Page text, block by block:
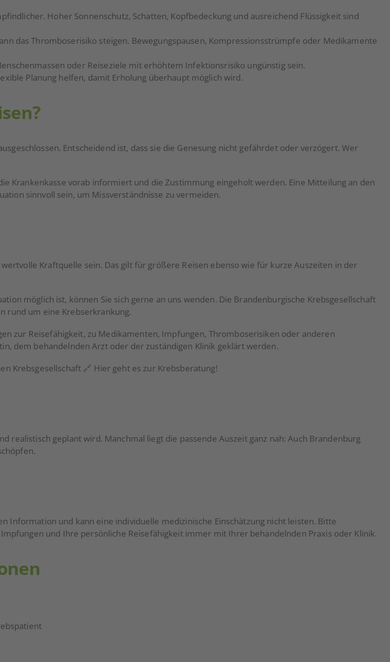
Hoher Sonnenschutz, Schatten, Kopfbedeckung und ausreichend Flüssigkeit sind
das Thromboserisiko steigen. Bewegungspausen, Kompressionsstrümpfe oder Medikamente
oder Reiseziele mit erhöhtem Infektionsrisiko ungünstig sein.
Planung helfen, damit Erholung überhaupt möglich wird.
Entscheidend ist, dass sie die Genesung nicht gefährdet oder verzögert. Wer
Krankenkasse vorab informiert und die Zustimmung eingeholt werden. Eine Mitteilung an den
sinnvoll sein, um Missverständnisse zu vermeiden.
Kraftquelle sein. Das gilt für größere Reisen ebenso wie für kurze Auszeiten in der
möglich ist, können Sie sich gerne an uns wenden. Die Brandenburgische Krebsgesellschaft
rund um eine Krebserkrankung.
zur Reisefähigkeit, zu Medikamenten, Impfungen, Thromboserisiken oder anderen
dem behandelnden Arzt oder der zuständigen Klinik geklärt werden.
Krebsgesellschaft 🔗 Hier geht es zur Krebsberatung!
realistisch geplant wird. Manchmal liegt die passende Auszeit ganz nah: Auch Brandenburg
Information und kann eine individuelle medizinische Einschätzung nicht leisten. Bitte
und Ihre persönliche Reisefähigkeit immer mit Ihrer behandelnden Praxis oder Klinik.